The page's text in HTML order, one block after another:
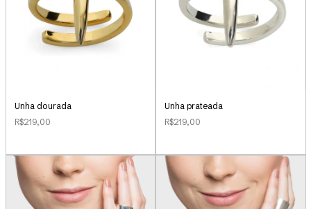
Unha dourada
R$219,00
Unha prateada
R$219,00